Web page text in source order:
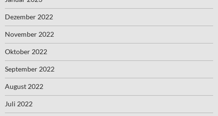
Dezember 2022
November 2022
Oktober 2022
September 2022
August 2022
Juli 2022